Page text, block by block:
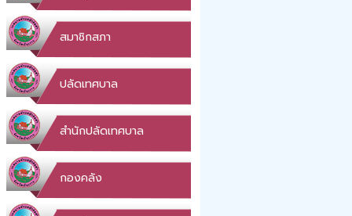
สมาชิกสภา
ปลัดเทศบาล
สำนักปลัดเทศบาล
กองคลัง